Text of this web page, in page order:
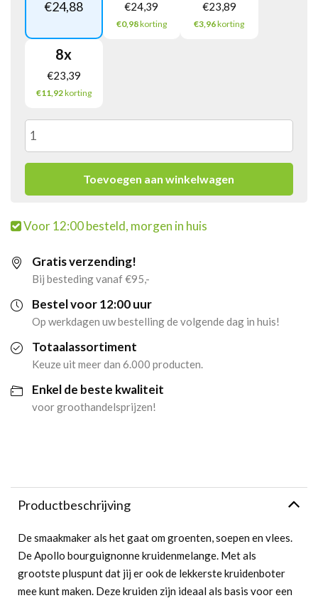
€24,88 €24,39
€0,98korting
€23,89
€3,96korting
8x
€23,39
€11,92korting
Apollo
Bourguignonne
(2kg)
aantal
Toevoegen aan winkelwagen
Voor 12:00 besteld, morgen in huis
Gratis verzending!
Bij besteding vanaf €95,-
Bestel voor 12:00 uur
Op werkdagen uw bestelling de volgende dag in huis!
Totaalassortiment
Keuze uit meer dan 6.000 producten.
Enkel de beste kwaliteit
voor groothandelsprijzen!
Productbeschrijving
De smaakmaker als het gaat om groenten, soepen en vlees.
De Apollo bourguignonne kruidenmelange. Met als
grootste pluspunt dat jij er ook de lekkerste kruidenboter
mee kunt maken. Deze kruiden zijn ideaal als basis voor een